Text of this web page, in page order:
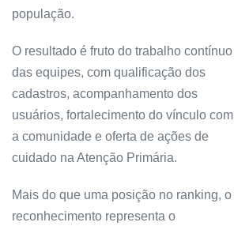
população.
O resultado é fruto do trabalho contínuo
das equipes, com qualificação dos
cadastros, acompanhamento dos
usuários, fortalecimento do vínculo com
a comunidade e oferta de ações de
cuidado na Atenção Primária.
Mais do que uma posição no ranking, o
reconhecimento representa o